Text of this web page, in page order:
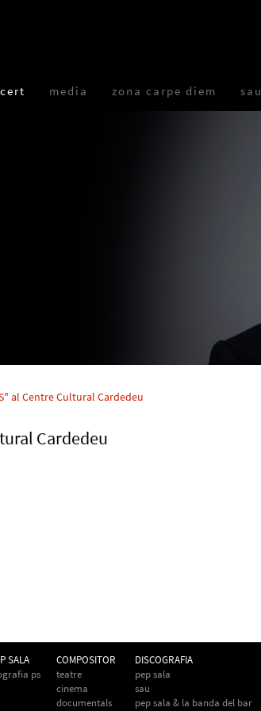
media zona carpe diem sau
al Centre Cultural Cardedeu
Cardedeu
SALA
ps
COMPOSITOR
teatre
cinema
documentals
DISCOGRAFIA
pep sala
sau
pep sala & la banda del bar